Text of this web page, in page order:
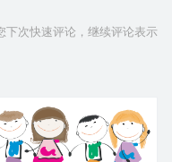
下次快速评论，继续评论表示